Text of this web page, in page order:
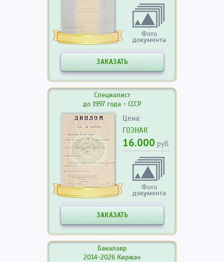
Фото
документа
ЗАКАЗАТЬ
Специалист
до 1997 года - СССР
Цена:
ГОЗНАК
16.000 руб.
Фото
документа
ЗАКАЗАТЬ
Бакалавр
2014-2026 Киржач